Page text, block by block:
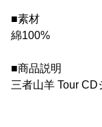
■素材
綿100%
■商品説明
三者山羊 Tour